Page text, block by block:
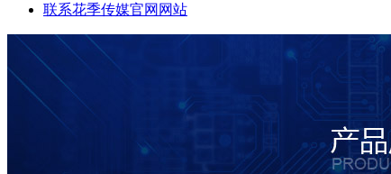
联系花季传媒官网网站